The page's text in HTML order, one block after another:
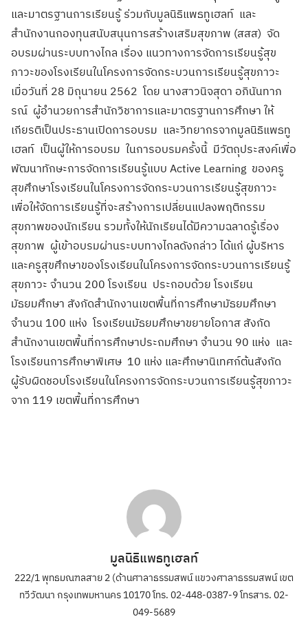
และมาตรฐานการเรียนรู้ ร่วมกับมูลนิธิแพธทูเฮลท์ และ
สำนักงานกองทุนสนับสนุนการสร้างเสริมสุขภาพ (สสส) จัด
อบรมผ่านระบบทางไกล เรื่อง แนวทางการจัดการเรียนรู้สุข
ภาวะของโรงเรียนในโครงการจัดกระบวนการเรียนรู้สุขภาวะ
เมื่อวันที่ 28 มิถุนายน 2562 โดย นางสาวนิจสุดา อภินันทาภ
รณ์ ผู้อำนวยการสำนักวิชาการและมาตรฐานการศึกษา ให้
เกียรติเป็นประธานเปิดการอบรม และวิทยากรจากมูลนิธิแพธทู
เฮลท์ เป็นผู้ให้การอบรม ในการอบรมครั้งนี้ มีวัตถุประสงค์เพื่อ
พัฒนาทักษะการจัดการเรียนรู้แบบ Active Learning ของครู
สุขศึกษาโรงเรียนในโครงการจัดกระบวนการเรียนรู้สุขภาวะ
เพื่อให้จัดการเรียนรู้ที่จะสร้างการเปลี่ยนแปลงพฤติกรรม
สุขภาพของนักเรียน รวมทั้งให้นักเรียนได้มีความฉลาดรู้เรื่อง
สุขภาพ ผู้เข้าอบรมผ่านระบบทางไกลดังกล่าว ได้แก่ ผู้บริหาร
และครูสุขศึกษาของโรงเรียนในโครงการจัดกระบวนการเรียนรู้
สุขภาวะ จำนวน 200 โรงเรียน ประกอบด้วย โรงเรียน
มัธยมศึกษา สังกัดสำนักงานเขตพื้นที่การศึกษามัธยมศึกษา
จำนวน 100 แห่ง โรงเรียนมัธยมศึกษาขยายโอกาส สังกัด
สำนักงานเขตพื้นที่การศึกษาประถมศึกษา จำนวน 90 แห่ง และ
โรงเรียนการศึกษาพิเศษ 10 แห่ง และศึกษานิเทศก์ต้นสังกัด
ผู้รับผิดชอบโรงเรียนในโครงการจัดกระบวนการเรียนรู้สุขภาวะ
จาก 119 เขตพื้นที่การศึกษา
มูลนิธิแพธทูเฮลท์
222/1 พุทธมณฑลสาย 2 (ด้านศาลาธรรมสพน์ แขวงศาลาธรรมสพน์ เขต
ทวีวัฒนา กรุงเทพมหานคร 10170 โทร. 02-448-0387-9 โทรสาร. 02-
049-5689